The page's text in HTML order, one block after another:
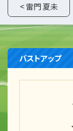
< 雷門 夏未
バストアップ